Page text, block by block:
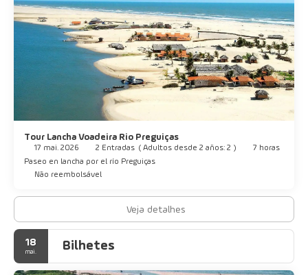
Tour Lancha Voadeira Rio Preguiças
17 mai. 2026 2 Entradas ( Adultos desde 2 años: 2 )
7 horas
Paseo en lancha por el río Preguiças
Não reembolsável
Veja detalhes
18
mai. Bilhetes